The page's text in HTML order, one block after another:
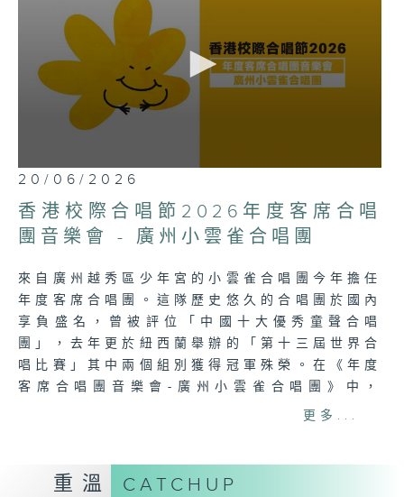
0
seconds
of
1
hour,
53
1
second
20/06/2026
香港校際合唱節2026年度客席合唱
團音樂會 - 廣州小雲雀合唱團
來自廣州越秀區少年宮的小雲雀合唱團今年擔任
年度客席合唱團。這隊歷史悠久的合唱團於國內
享負盛名，曾被評位「中國十大優秀童聲合唱
團」，去年更於紐西蘭舉辦的「第十三屆世界合
唱比賽」其中兩個組別獲得冠軍殊榮。在《年度
客席合唱團音樂會-廣州小雲雀合唱團》中，
「小雲雀」將會獻唱多首極富特色的合唱曲目，
《陪伴我》及《神愛世人》。
更多...
重溫 CATCHUP